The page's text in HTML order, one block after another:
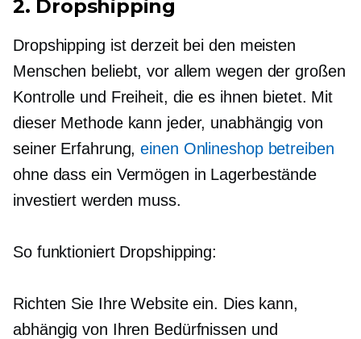
2. Dropshipping
Dropshipping ist derzeit bei den meisten
Menschen beliebt, vor allem wegen der großen
Kontrolle und Freiheit, die es ihnen bietet. Mit
dieser Methode kann jeder, unabhängig von
seiner Erfahrung,einen Onlineshop betreiben
ohne dass ein Vermögen in Lagerbestände
investiert werden muss.
So funktioniert Dropshipping:
Richten Sie Ihre Website ein. Dies kann,
abhängig von Ihren Bedürfnissen und